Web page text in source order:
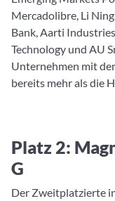
Mercadolibre, Li
Bank, Aarti
Technology und AU
Unternehmen mit
bereits mehr als die
Platz 2:
G
Der Zweitplatzierte